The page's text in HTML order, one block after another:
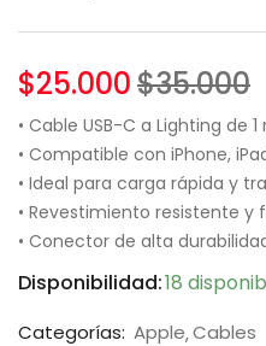
$25.000$35.000
• Cable USB-C a Lighting de
• Compatible con iPhone,
• Ideal para carga rápida y
• Revestimiento resistente y
• Conector de alta
Disponibilidad:18
Categorías: Apple Cables